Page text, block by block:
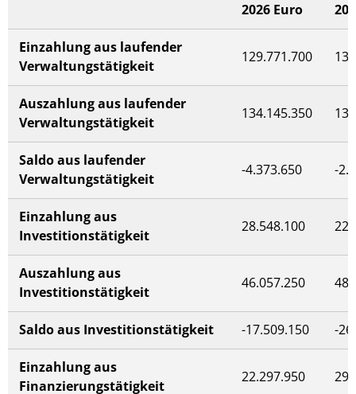
2026 Euro
Einzahlung aus laufender
Verwaltungstätigkeit
129.771.700
Auszahlung aus laufender
Verwaltungstätigkeit
134.145.350
Saldo aus laufender
Verwaltungstätigkeit
-4.373.650 -
Einzahlung aus
Investitionstätigkeit
28.548.100
Auszahlung aus
Investitionstätigkeit
46.057.250
Saldo aus Investitionstätigkeit -17.509.150 -
Einzahlung aus
Finanzierungstätigkeit
22.297.950